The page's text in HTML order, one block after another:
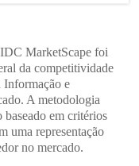
MarketScape foi
da competitividade
Informação e
A metodologia
em critérios
uma representação
no mercado.